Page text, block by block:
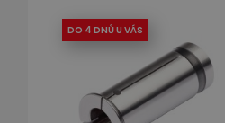
DO 4 DNŮ U VÁS